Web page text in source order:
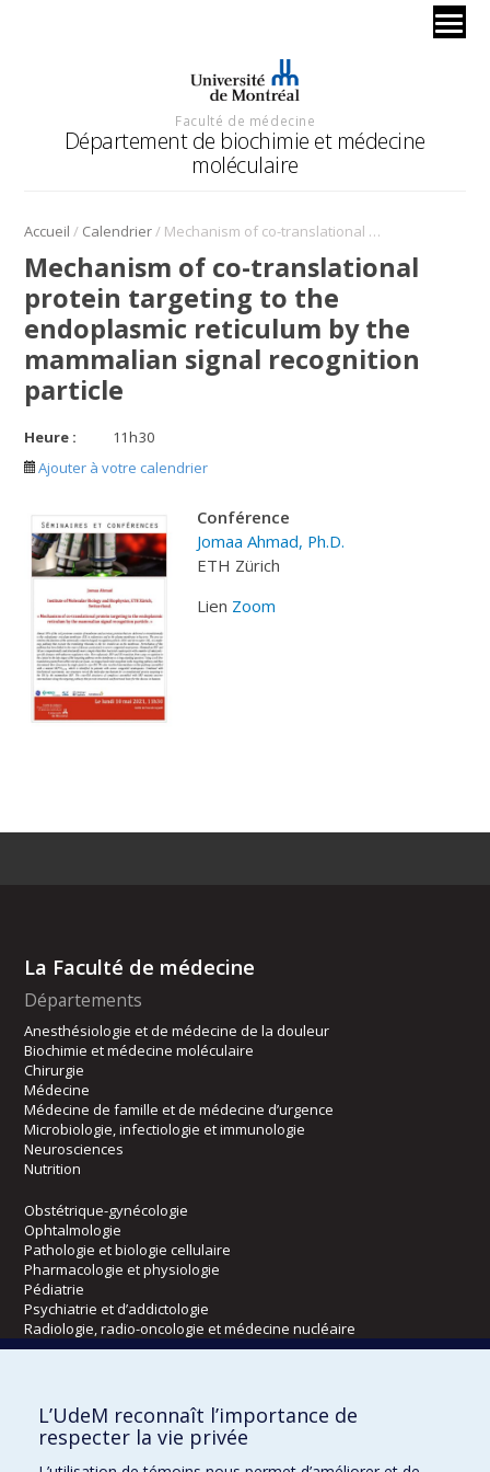
Faculté de médecine
Département de biochimie et médecine
moléculaire
Accueil / Calendrier/ Mechanism of co-translational protein targeting to the endoplasmic reticulum by the mammalian signal recognition particle
Mechanism of co-translational
protein targeting to the
endoplasmic reticulum by the
mammalian signal recognition
particle
Heure : 11h30
Ajouter à votre calendrier
Conférence
Jomaa Ahmad, Ph.D.
ETH Zürich
Lien Zoom
La Faculté de médecine
Départements
Anesthésiologie et de médecine de la douleur
Biochimie et médecine moléculaire
Chirurgie
Médecine
Médecine de famille et de médecine d’urgence
Microbiologie, infectiologie et immunologie
Neurosciences
Nutrition
Obstétrique-gynécologie
Ophtalmologie
Pathologie et biologie cellulaire
Pharmacologie et physiologie
Pédiatrie
Psychiatrie et d’addictologie
Radiologie, radio-oncologie et médecine nucléaire
Écoles
Kinésiologie et des sciences de l’activité physique
Orthophonie et audiologie
L’UdeM reconnaît l’importance de
respecter la vie privée